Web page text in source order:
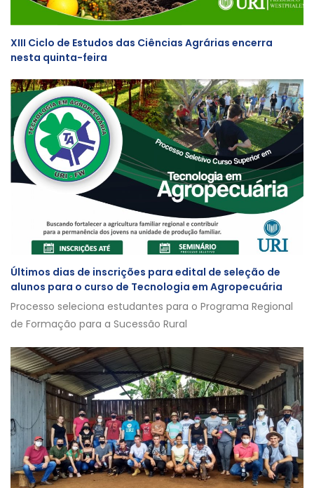
XIII Ciclo de Estudos das Ciências Agrárias encerra
nesta quinta-feira
Últimos dias de inscrições para edital de seleção de
alunos para o curso de Tecnologia em Agropecuária
Processo seleciona estudantes para o Programa Regional
de Formação para a Sucessão Rural